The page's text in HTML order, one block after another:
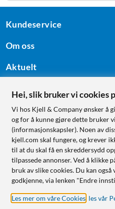
Kundeservice
Om oss
Aktuelt
Følg oss
Handle fra:
Sverige
Norge
Hei, slik bruker vi cookies
Vi hos Kjell & Company ønsker å
og for å kunne gjøre dette bruker
(informasjonskapsler). Noen av
kjell.com skal fungere, og krever
til at du skal få en skreddersydd
tilpassede annonser. Ved å klikke
bruk av slike cookies. Du kan
godkjenne, via lenken "Endre
Les mer om våre Cookies les vår